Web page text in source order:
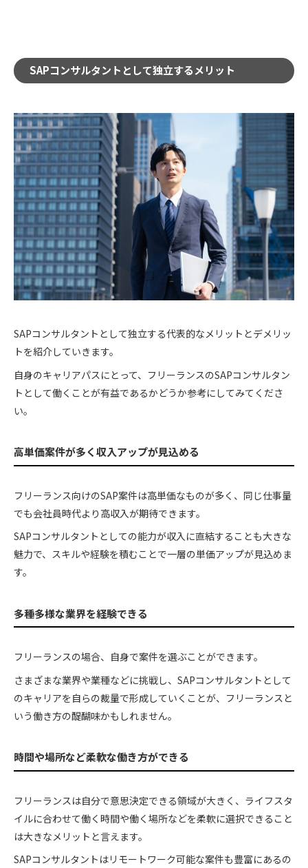
SAPコンサルタントとして独立するメリット
SAPコンサルタントとして独立する代表的なメリットとデメリッ
トを紹介していきます。
自身のキャリアパスにとって、フリーランスのSAPコンサルタン
トとして働くことが有益であるかどうか参考にしてみてくださ
い。
高単価案件が多く収入アップが見込める
フリーランス向けのSAP案件は高単価なものが多く、同じ仕事量
でも会社員時代より高収入が期待できます。
SAPコンサルタントとしての能力が収入に直結することも大きな
魅力で、スキルや経験を積むことで一層の単価アップが見込めま
す。
多種多様な業界を経験できる
フリーランスの場合、自身で案件を選ぶことができます。
さまざまな業界や業種などに挑戦し、SAPコンサルタントとして
のキャリアを自らの裁量で形成していくことが、フリーランスと
いう働き方の醍醐味かもしれません。
時間や場所など柔軟な働き方ができる
フリーランスは自分で意思決定できる領域が大きく、ライフスタ
イルに合わせて働く時間や働く場所などを柔軟に選択できること
は大きなメリットと言えます。
SAPコンサルタントはリモートワーク可能な案件も豊富にあるの